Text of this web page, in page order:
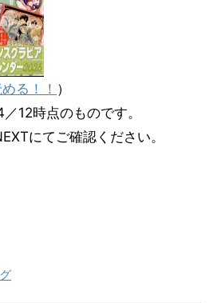
る！！ ）
12時点のものです。
にてご確認ください。